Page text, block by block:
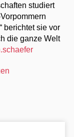
studiert
berichtet sie vor
die ganze Welt